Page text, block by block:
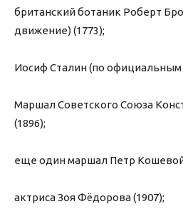
британский ботаник Роберт
движение) (1773);
Иосиф Сталин (по официальным
Маршал Советского Союза
(1896);
еще один маршал Петр Кошевой
актриса Зоя Фёдорова (1907);